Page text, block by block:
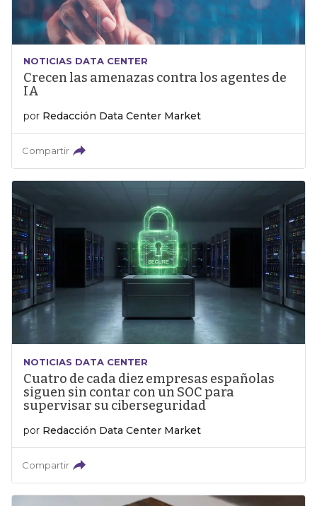
NOTICIAS DATA CENTER
Crecen las amenazas contra los agentes de
IA
por Redacción Data Center Market
Compartir
NOTICIAS DATA CENTER
Cuatro de cada diez empresas españolas
siguen sin contar con un SOC para
supervisar su ciberseguridad
por Redacción Data Center Market
Compartir